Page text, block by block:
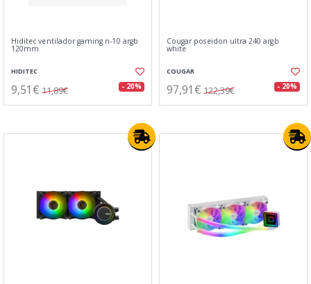
Hiditec ventilador gaming n-10 argb
120mm
HIDITEC
9,51€ 11,89€ - 20%
Cougar poseidon ultra 240 argb
white
COUGAR
97,91€ 122,39€ - 20%